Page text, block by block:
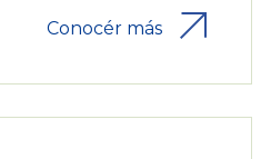
Conocér más